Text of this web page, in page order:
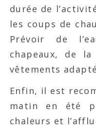
durée de
les coups de
Prévoir de
chapeaux, de
vêtements
Enfin, il est
matin en été
chaleurs et